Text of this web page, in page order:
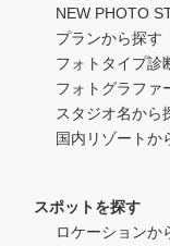
NEW PHOTO
プランから探す
フォトタイプ診
フォトグラファ
スタジオ名から
国内リゾートか
スポットを探す
ロケーションか